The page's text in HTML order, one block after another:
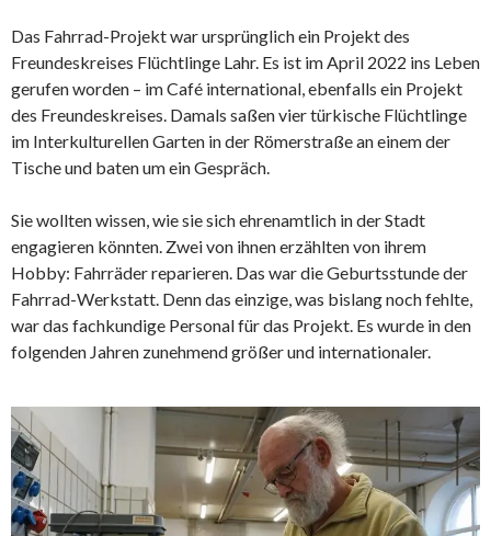
Das Fahrrad-Projekt war ursprünglich ein Projekt des
Freundeskreises Flüchtlinge Lahr. Es ist im April 2022 ins Leben
gerufen worden – im Café international, ebenfalls ein Projekt
des Freundeskreises. Damals saßen vier türkische Flüchtlinge
im Interkulturellen Garten in der Römerstraße an einem der
Tische und baten um ein Gespräch.
Sie wollten wissen, wie sie sich ehrenamtlich in der Stadt
engagieren könnten. Zwei von ihnen erzählten von ihrem
Hobby: Fahrräder reparieren. Das war die Geburtsstunde der
Fahrrad-Werkstatt. Denn das einzige, was bislang noch fehlte,
war das fachkundige Personal für das Projekt. Es wurde in den
folgenden Jahren zunehmend größer und internationaler.